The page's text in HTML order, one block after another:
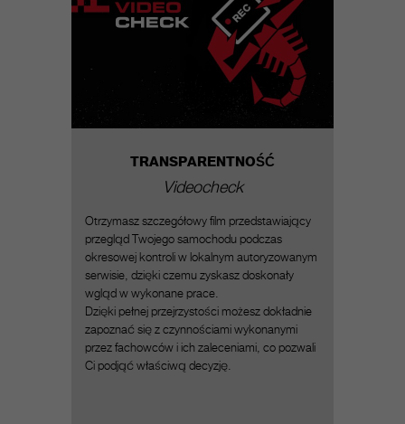
TRANSPARENTNOŚĆ
Videocheck
Otrzymasz szczegółowy film przedstawiający
przegląd Twojego samochodu podczas
okresowej kontroli w lokalnym autoryzowanym
serwisie, dzięki czemu zyskasz doskonały
wgląd w wykonane prace.
Dzięki pełnej przejrzystości możesz dokładnie
zapoznać się z czynnościami wykonanymi
przez fachowców i ich zaleceniami, co pozwali
Ci podjąć właściwą decyzję.